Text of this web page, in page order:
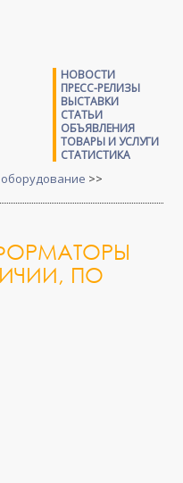
НОВОСТИ
ПРЕСС-РЕЛИЗЫ
ВЫСТАВКИ
СТАТЬИ
ОБЪЯВЛЕНИЯ
ТОВАРЫ И УСЛУГИ
СТАТИСТИКА
>>
ПО